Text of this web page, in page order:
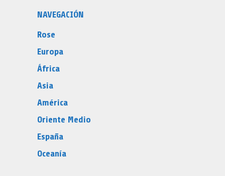
NAVEGACIÓN
Rose
Europa
África
Asia
América
Oriente Medio
España
Oceanía